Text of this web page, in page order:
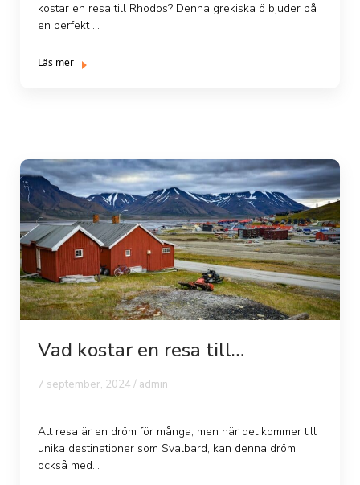
kostar en resa till Rhodos? Denna grekiska ö bjuder på
en perfekt ...
Läs mer
Vad kostar en resa till
Svalbard?
7 september, 2024 / admin
Att resa är en dröm för många, men när det kommer till
unika destinationer som Svalbard, kan denna dröm
också med...